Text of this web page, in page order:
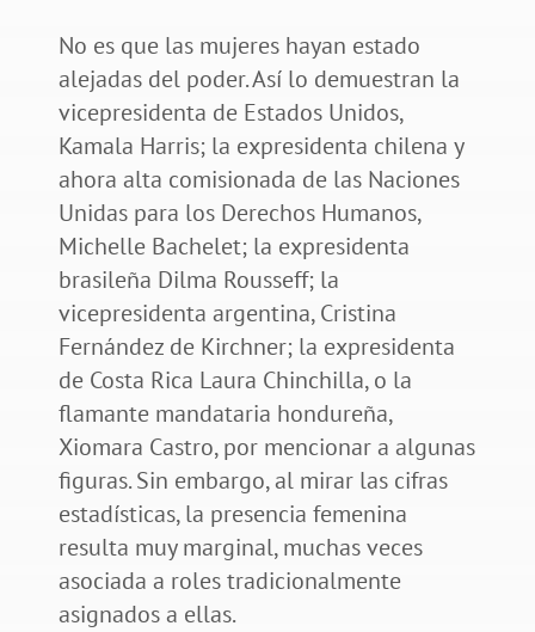
No es que las mujeres hayan estado
alejadas del poder. Así lo demuestran la
vicepresidenta de Estados Unidos,
Kamala Harris; la expresidenta chilena y
ahora alta comisionada de las Naciones
Unidas para los Derechos Humanos,
Michelle Bachelet; la expresidenta
brasileña Dilma Rousseff; la
vicepresidenta argentina, Cristina
Fernández de Kirchner; la expresidenta
de Costa Rica Laura Chinchilla, o la
flamante mandataria hondureña,
Xiomara Castro, por mencionar a algunas
figuras. Sin embargo, al mirar las cifras
estadísticas, la presencia femenina
resulta muy marginal, muchas veces
asociada a roles tradicionalmente
asignados a ellas.